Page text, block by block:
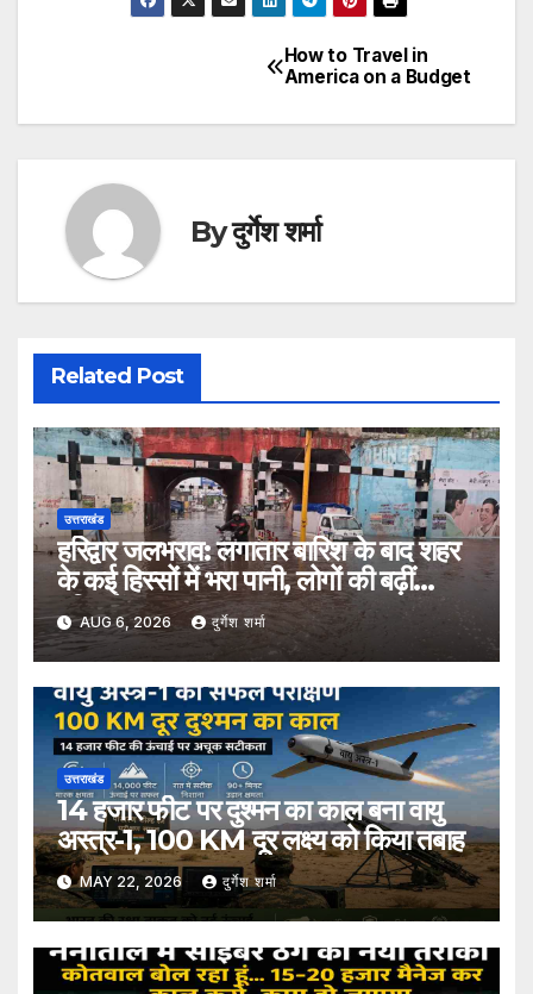
navigation
How to Travel in
America on a Budget
Byदुर्गेश शर्मा
Related Post
उत्तराखंड
हरिद्वार जलभराव: लगातार बारिश के बाद शहर
के कई हिस्सों में भरा पानी, लोगों की बढ़ीं
मुश्किलें
AUG 6, 2026 दुर्गेश शर्मा
उत्तराखंड
14 हजार फीट पर दुश्मन का काल बना वायु
अस्त्र-1, 100 KM दूर लक्ष्य को किया तबाह
MAY 22, 2026 दुर्गेश शर्मा